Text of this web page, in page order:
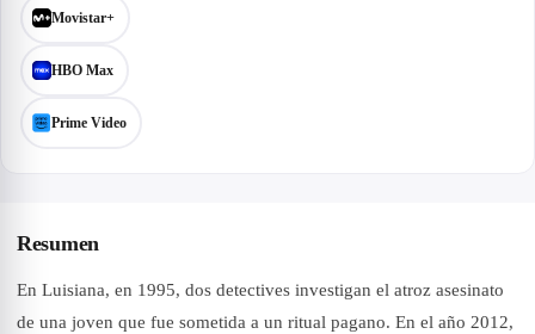
Movistar+
HBO Max
Prime Video
Resumen
En Luisiana, en 1995, dos detectives investigan el atroz asesinato
de una joven que fue sometida a un ritual pagano. En el año 2012,